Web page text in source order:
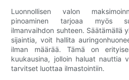
Luonnollisen valon
pinoaminen tarjoaa myös
ilmanvaihdon suhteen. Säätämällä
sijaintia, voit hallita
ilman määrää. Tämä on
kuukausina, jolloin haluat nauttia
tarvitset luottaa ilmastointiin.